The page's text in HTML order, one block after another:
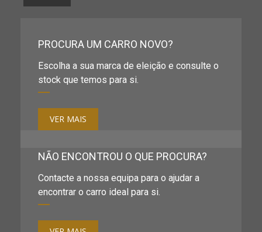
PROCURA UM CARRO NOVO?
Escolha a sua marca de eleição e consulte o
stock que temos para si.
VER MAIS
NÃO ENCONTROU O QUE PROCURA?
Contacte a nossa equipa para o ajudar a
encontrar o carro ideal para si.